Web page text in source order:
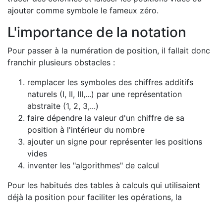
ajouter comme symbole le fameux zéro.
L'importance de la notation
Pour passer à la numération de position, il fallait donc
franchir plusieurs obstacles :
remplacer les symboles des chiffres additifs
naturels (I, II, III,...) par une représentation
abstraite (1, 2, 3,...)
faire dépendre la valeur d'un chiffre de sa
position à l'intérieur du nombre
ajouter un signe pour représenter les positions
vides
inventer les "algorithmes" de calcul
Pour les habitués des tables à calculs qui utilisaient
déjà la position pour faciliter les opérations, la